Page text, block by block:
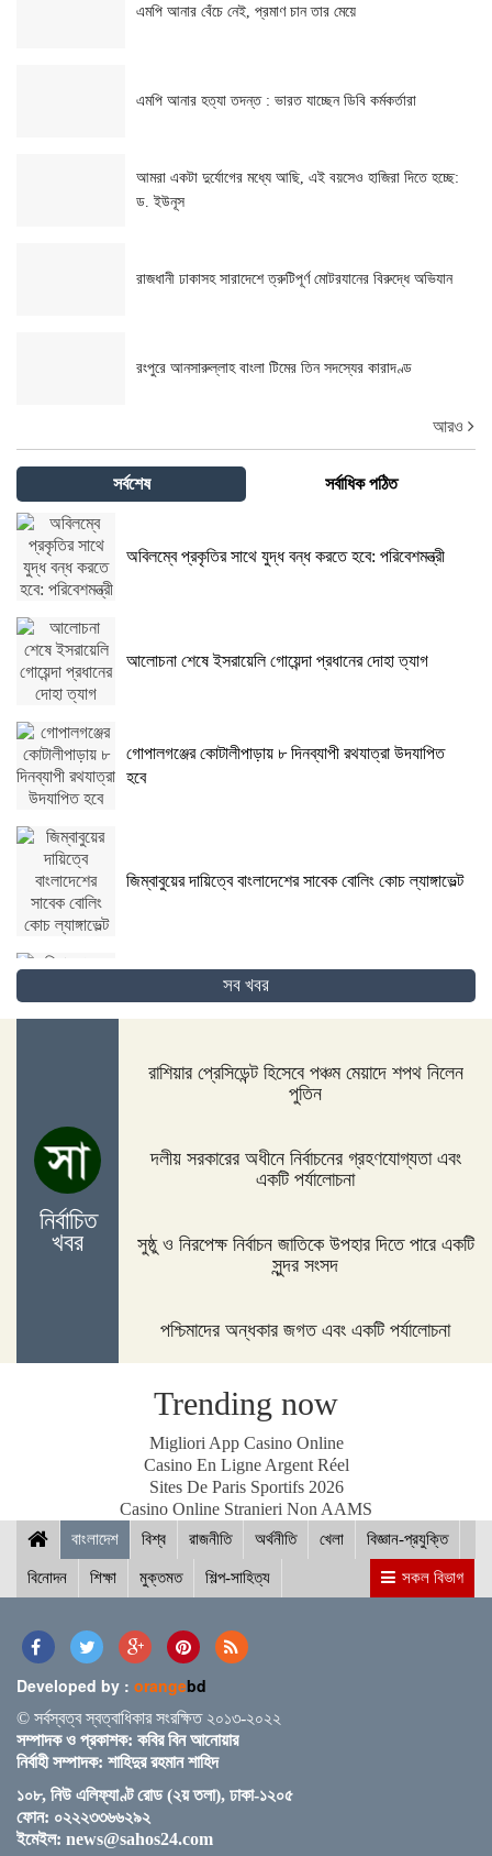
এমপি আনার বেঁচে নেই, প্রমাণ চান তার মেয়ে
এমপি আনার হত্যা তদন্ত : ভারত যাচ্ছেন ডিবি কর্মকর্তারা
আমরা একটা দুর্যোগের মধ্যে আছি, এই বয়সেও হাজিরা দিতে হচ্ছে:
ড. ইউনূস
রাজধানী ঢাকাসহ সারাদেশে ত্রুটিপূর্ণ মোটরযানের বিরুদ্ধে অভিযান
রংপুরে আনসারুল্লাহ বাংলা টিমের তিন সদস্যের কারাদণ্ড
আরও
সর্বশেষ সর্বাধিক পঠিত
অবিলম্বে প্রকৃতির সাথে যুদ্ধ বন্ধ করতে হবে: পরিবেশমন্ত্রী
আলোচনা শেষে ইসরায়েলি গোয়েন্দা প্রধানের দোহা ত্যাগ
গোপালগঞ্জের কোটালীপাড়ায় ৮ দিনব্যাপী রথযাত্রা উদযাপিত
হবে
জিম্বাবুয়ের দায়িত্বে বাংলাদেশের সাবেক বোলিং কোচ ল্যাঙ্গাভেল্ট
দিনাজপুরের ফুলবাড়ীতে সড়ক দুর্ঘটনায় দু’জন নিহত
পদ্মা সেতুর জন্য বাংলাদেশ বিশ্বে সম্মান পেয়েছে : প্রধানমন্ত্রী
আইসিসি জুন মাসের সেরার দৌড়ে রোহিত-বুমরাহ ও গুরবাজ
স্পিকারের সাথে মালয়েশিয়ার হাউজ অব রিপ্রেজেনটেটিভের
স্পিকারের বৈঠক
ছাত্র-ছাত্রীদের সুনাগরিক হিসেবে গড়ে ওঠার আহ্বান সিমিন
হোসেন রিমির
নড়াইলের চিত্রাপাড়ে চলছে এসএম সুলতান শীর্ষক দুই
নতুন ব্রিটিশ প্রধানমন্ত্রী কেয়ার স্টারমারকে প্রধানমন্ত্রীর
অভিনন্দন
সব খবর
নির্বাচিত
খবর
রাশিয়ার প্রেসিডেন্ট হিসেবে পঞ্চম মেয়াদে শপথ নিলেন
পুতিন
দলীয় সরকারের অধীনে নির্বাচনের গ্রহণযোগ্যতা এবং
একটি পর্যালোচনা
সুষ্ঠু ও নিরপেক্ষ নির্বাচন জাতিকে উপহার দিতে পারে একটি
সুন্দর সংসদ
পশ্চিমাদের অন্ধকার জগত এবং একটি পর্যালোচনা
Trending now
Migliori App Casino Online
Casino En Ligne Argent Réel
Sites De Paris Sportifs 2026
Casino Online Stranieri Non AAMS
বাংলাদেশ বিশ্ব রাজনীতি অর্থনীতি খেলা বিজ্ঞান-প্রযুক্তি
বিনোদন শিক্ষা মুক্তমত শিল্প-সাহিত্য সকল বিভাগ
Developed by : orangebd
© সর্বস্বত্ব স্বত্বাধিকার সংরক্ষিত ২০১৩-২০২২
সম্পাদক ও প্রকাশক: কবির বিন আনোয়ার
নির্বাহী সম্পাদক: শাহিদুর রহমান শাহিদ
১০৮, নিউ এলিফ্যাণ্ট রোড (২য় তলা), ঢাকা-১২০৫
ফোন: ০২২২৩৩৬৬২৯২
ইমেইল: news@sahos24.com